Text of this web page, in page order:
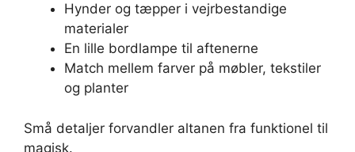
Hynder og tæpper i vejrbestandige
materialer
En lille bordlampe til aftenerne
Match mellem farver på møbler, tekstiler
og planter
Små detaljer forvandler altanen fra funktionel til
magisk.